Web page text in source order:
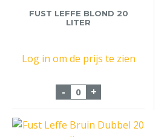
FUST LEFFE BLOND 20
LITER
Log in om de prijs te zien
- Fust Leffe Blond 20
+